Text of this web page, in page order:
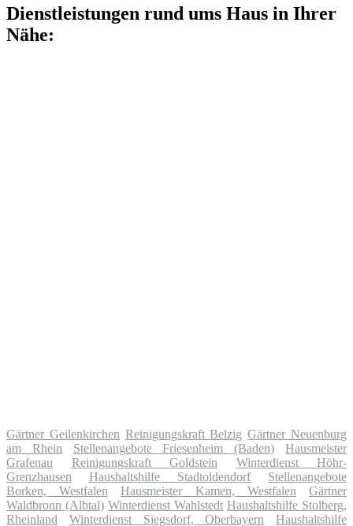
Dienstleistungen rund ums Haus in Ihrer
Nähe:
Gärtner Geilenkirchen Reinigungskraft Belzig Gärtner Neuenburg
am Rhein
Stellenangebote Friesenheim (Baden)
Hausmeister
Grafenau
Reinigungskraft Goldstein
Winterdienst Höhr-
Grenzhausen
Haushaltshilfe Stadtoldendorf
Stellenangebote
Borken, Westfalen
Hausmeister Kamen, Westfalen
Gärtner
Waldbronn (Albtal) Winterdienst Wahlstedt Haushaltshilfe Stolberg,
Rheinland
Winterdienst Siegsdorf, Oberbayern
Haushaltshilfe